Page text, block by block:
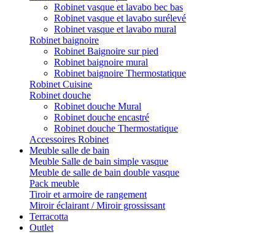
Robinet vasque et lavabo bec bas
Robinet vasque et lavabo surélevé
Robinet vasque et lavabo mural
Robinet baignoire
Robinet Baignoire sur pied
Robinet baignoire mural
Robinet baignoire Thermostatique
Robinet Cuisine
Robinet douche
Robinet douche Mural
Robinet douche encastré
Robinet douche Thermostatique
Accessoires Robinet
Meuble salle de bain
Meuble Salle de bain simple vasque
Meuble de salle de bain double vasque
Pack meuble
Tiroir et armoire de rangement
Miroir éclairant / Miroir grossissant
Terracotta
Outlet